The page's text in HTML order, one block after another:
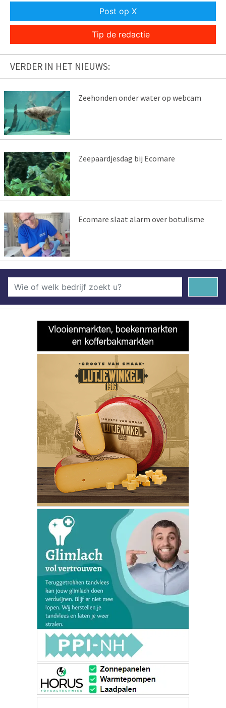
Post op X
Tip de redactie
VERDER IN HET NIEUWS:
Zeehonden onder water op webcam
Zeepaardjesdag bij Ecomare
Ecomare slaat alarm over botulisme